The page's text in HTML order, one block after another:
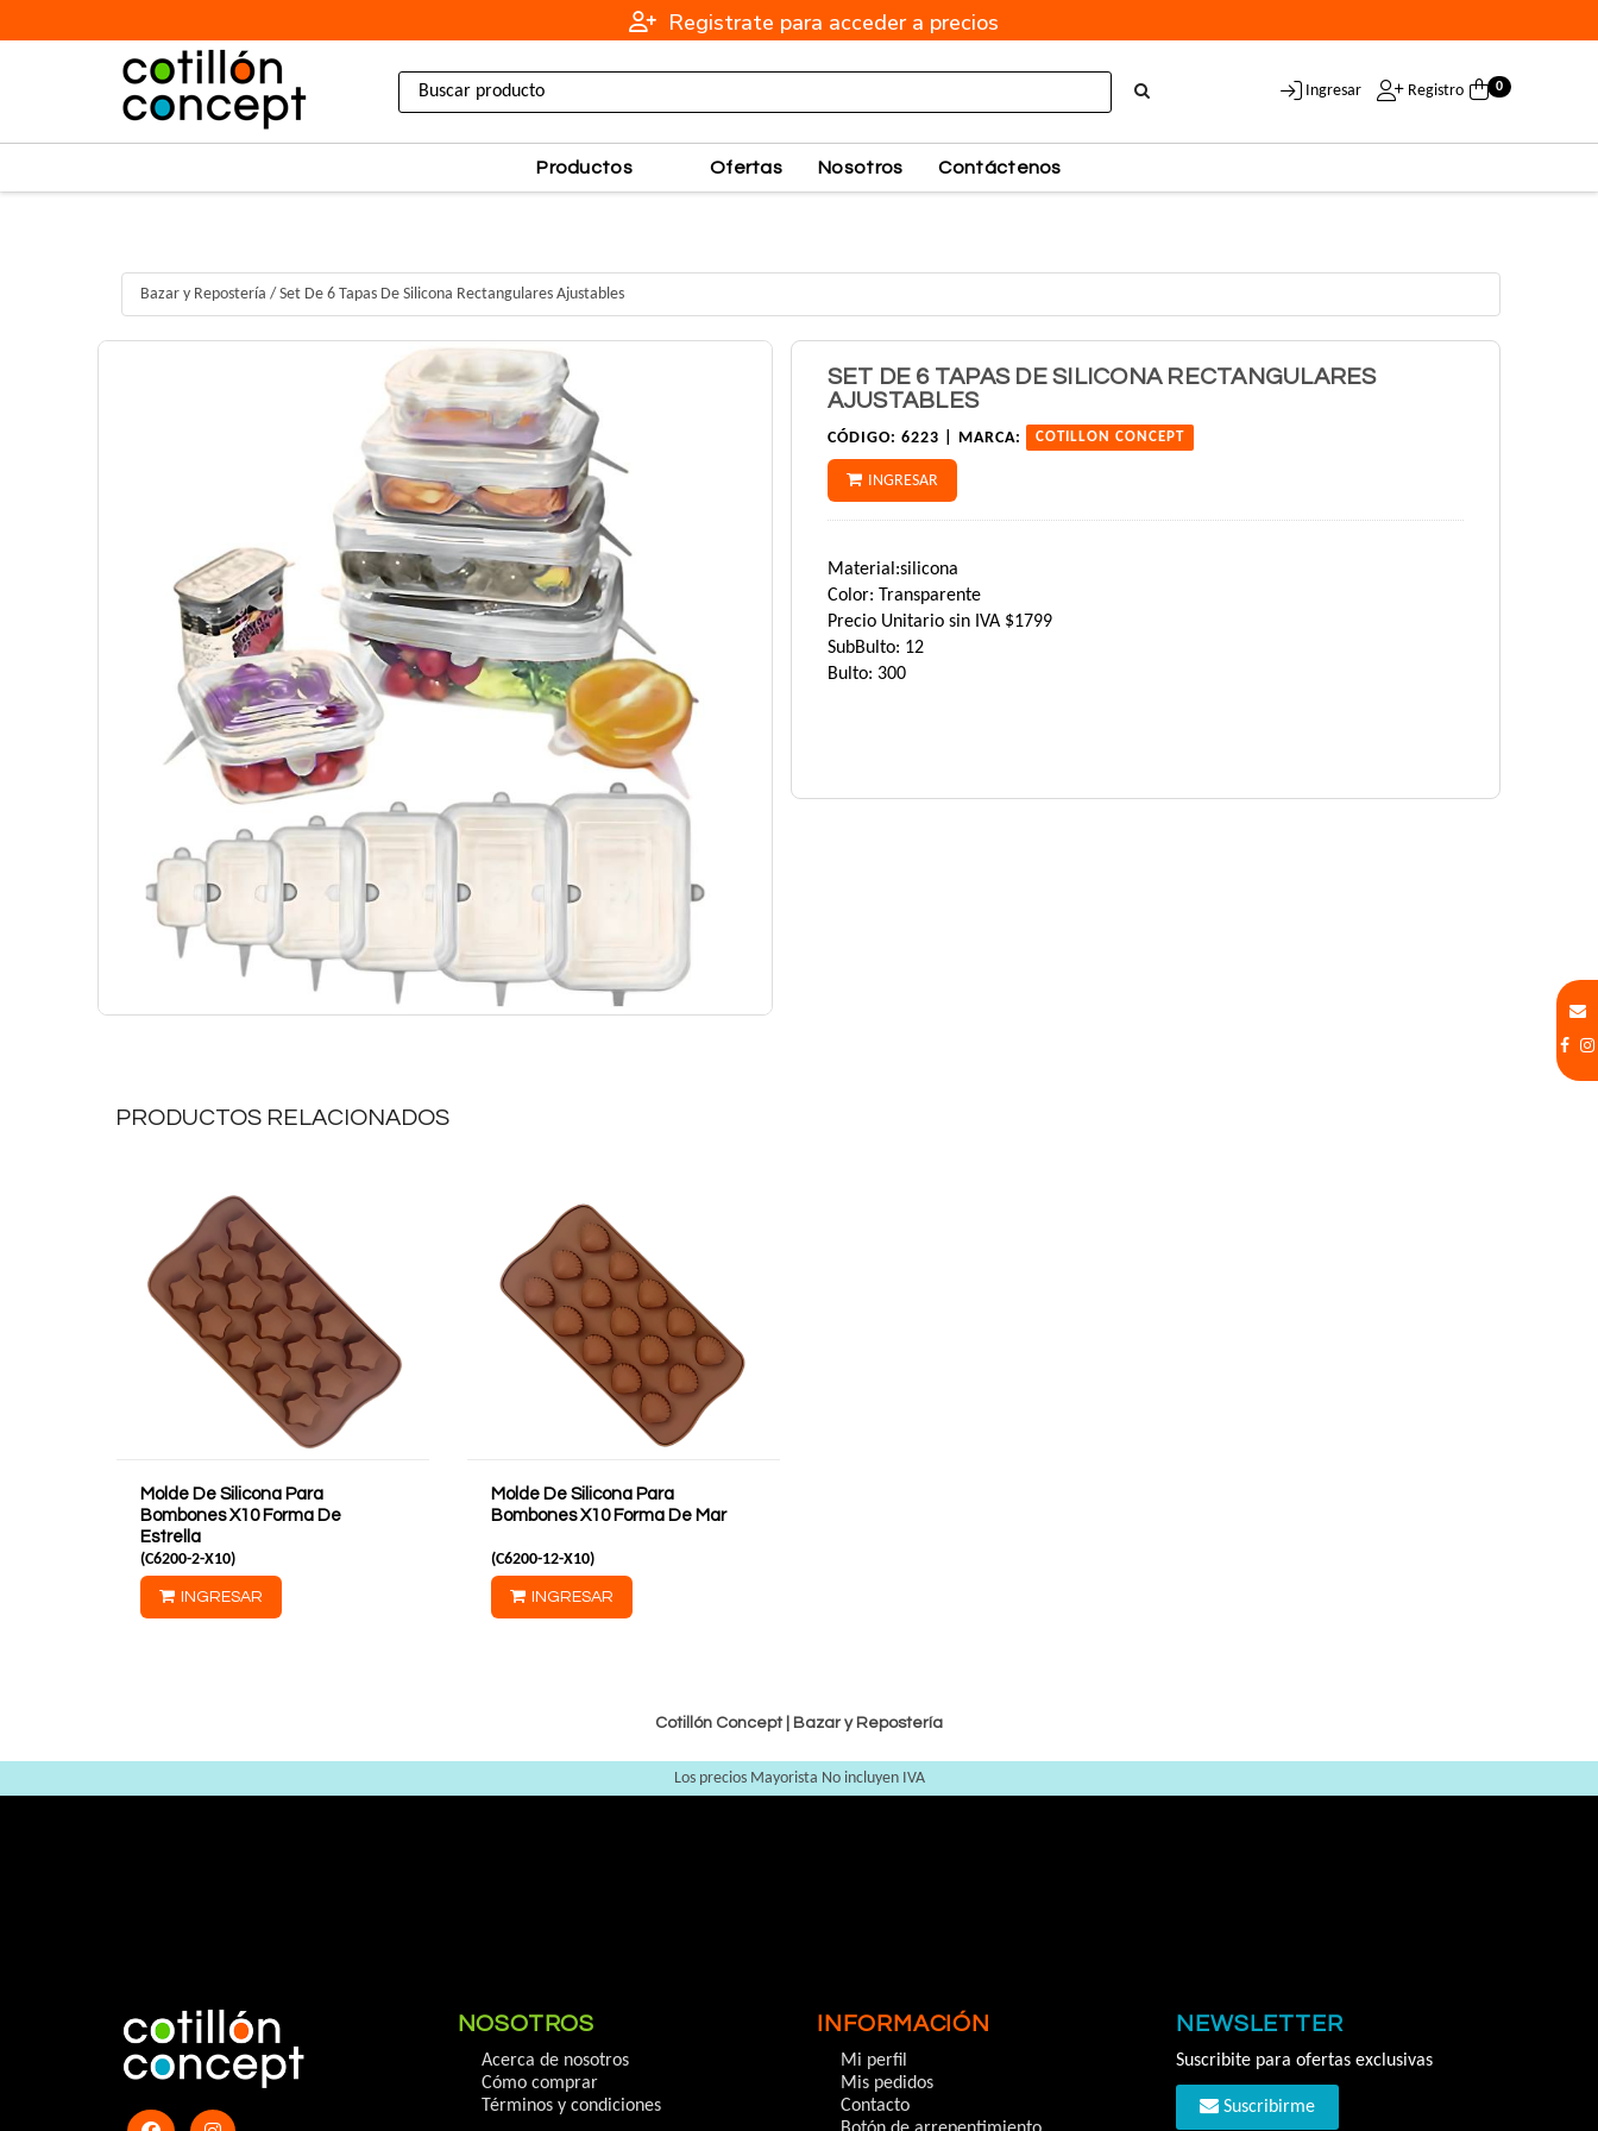
Registrate para acceder a precios
Ingresar Registro 0
Productos Ofertas Nosotros Contáctenos
Bazar y Repostería / Set De 6 Tapas De Silicona Rectangulares Ajustables
SET DE 6 TAPAS DE SILICONA RECTANGULARES
AJUSTABLES
CÓDIGO: 6223 | MARCA: COTILLON CONCEPT
INGRESAR
Material:silicona
Color: Transparente
Precio Unitario sin IVA $1799
SubBulto: 12
Bulto: 300
PRODUCTOS RELACIONADOS
Molde De Silicona Para
Bombones X10 Forma De
Estrella
(C6200-2-X10)
INGRESAR
Molde De Silicona Para
Bombones X10 Forma De Mar
(C6200-12-X10)
INGRESAR
Cotillón Concept | Bazar y Repostería
Los precios Mayorista No incluyen IVA
NOSOTROS
Acerca de nosotros
Cómo comprar
Términos y condiciones
INFORMACIÓN
Mi perfil
Mis pedidos
Contacto
NEWSLETTER
Suscribite para ofertas exclusivas
Suscribirme